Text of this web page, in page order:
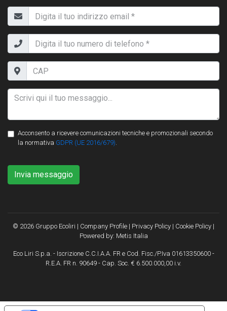
Acconsento a ricevere comunicazioni tecniche e promozionali secondo
la normativa GDPR (UE 2016/679).
Invia messaggio
© 2026 Gruppo Ecoliri | Company Profile | Privacy Policy | Cookie Policy |
Powered by: Metis Italia
Eco Liri S.p.a. - Iscrizione C.C.I.A.A. FR e Cod. Fisc./P.Iva 01613350600 -
R.E.A. FR n. 90649 - Cap. Soc. € 6.500.000,00 i.v.